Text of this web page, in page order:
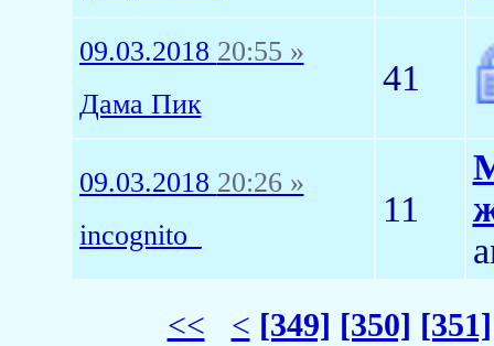
09.03.2018 20:55 »
Дама Пик
41
09.03.2018 20:26 »
incognito_
11
<< < [349] [350] [351]